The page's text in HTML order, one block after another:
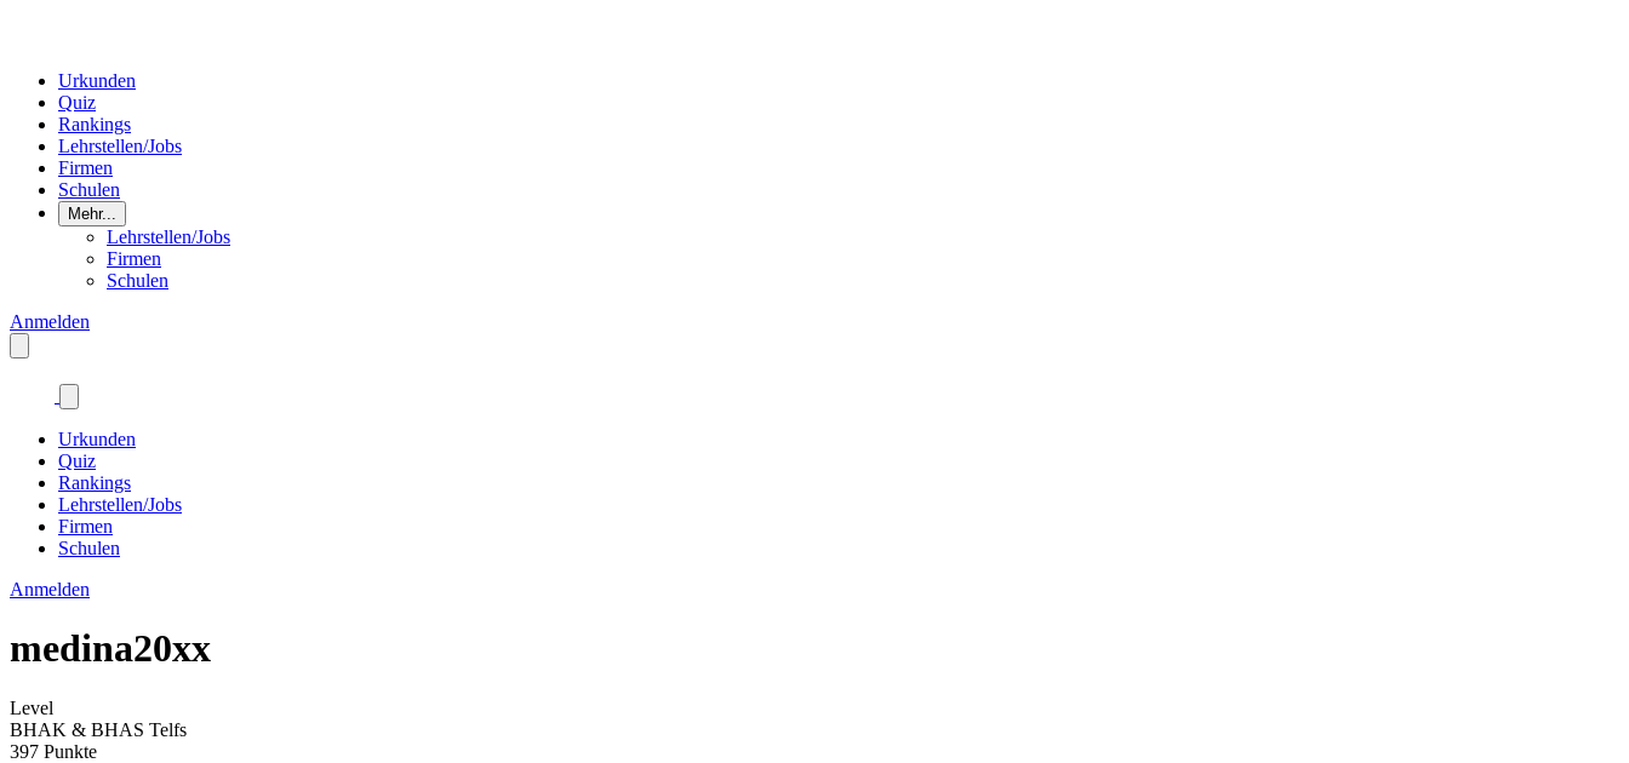
Urkunden
Quiz
Rankings
Lehrstellen/Jobs
Firmen
Schulen
Mehr...
Lehrstellen/Jobs
Firmen
Schulen
Anmelden
Urkunden
Quiz
Rankings
Lehrstellen/Jobs
Firmen
Schulen
Anmelden
medina20xx
Level
BHAK & BHAS Telfs
397 Punkte